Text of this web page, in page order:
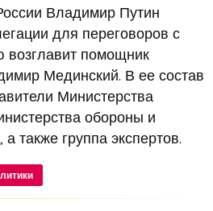
Владимир Путин
для переговоров с
возглавит помощник
Мединский. В ее состав
Министерства
обороны и
также группа экспертов.